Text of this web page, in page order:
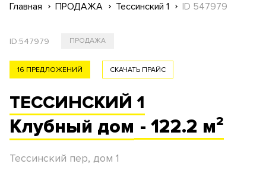
Главная ПРОДАЖА Тессинский 1 ID 547979
ID:547979 ПРОДАЖА
СКАЧАТЬ ПРАЙС
16 ПРЕДЛОЖЕНИЙ
ТЕССИНСКИЙ 1
Клубный дом - 122.2 м²
Тессинский пер, дом 1